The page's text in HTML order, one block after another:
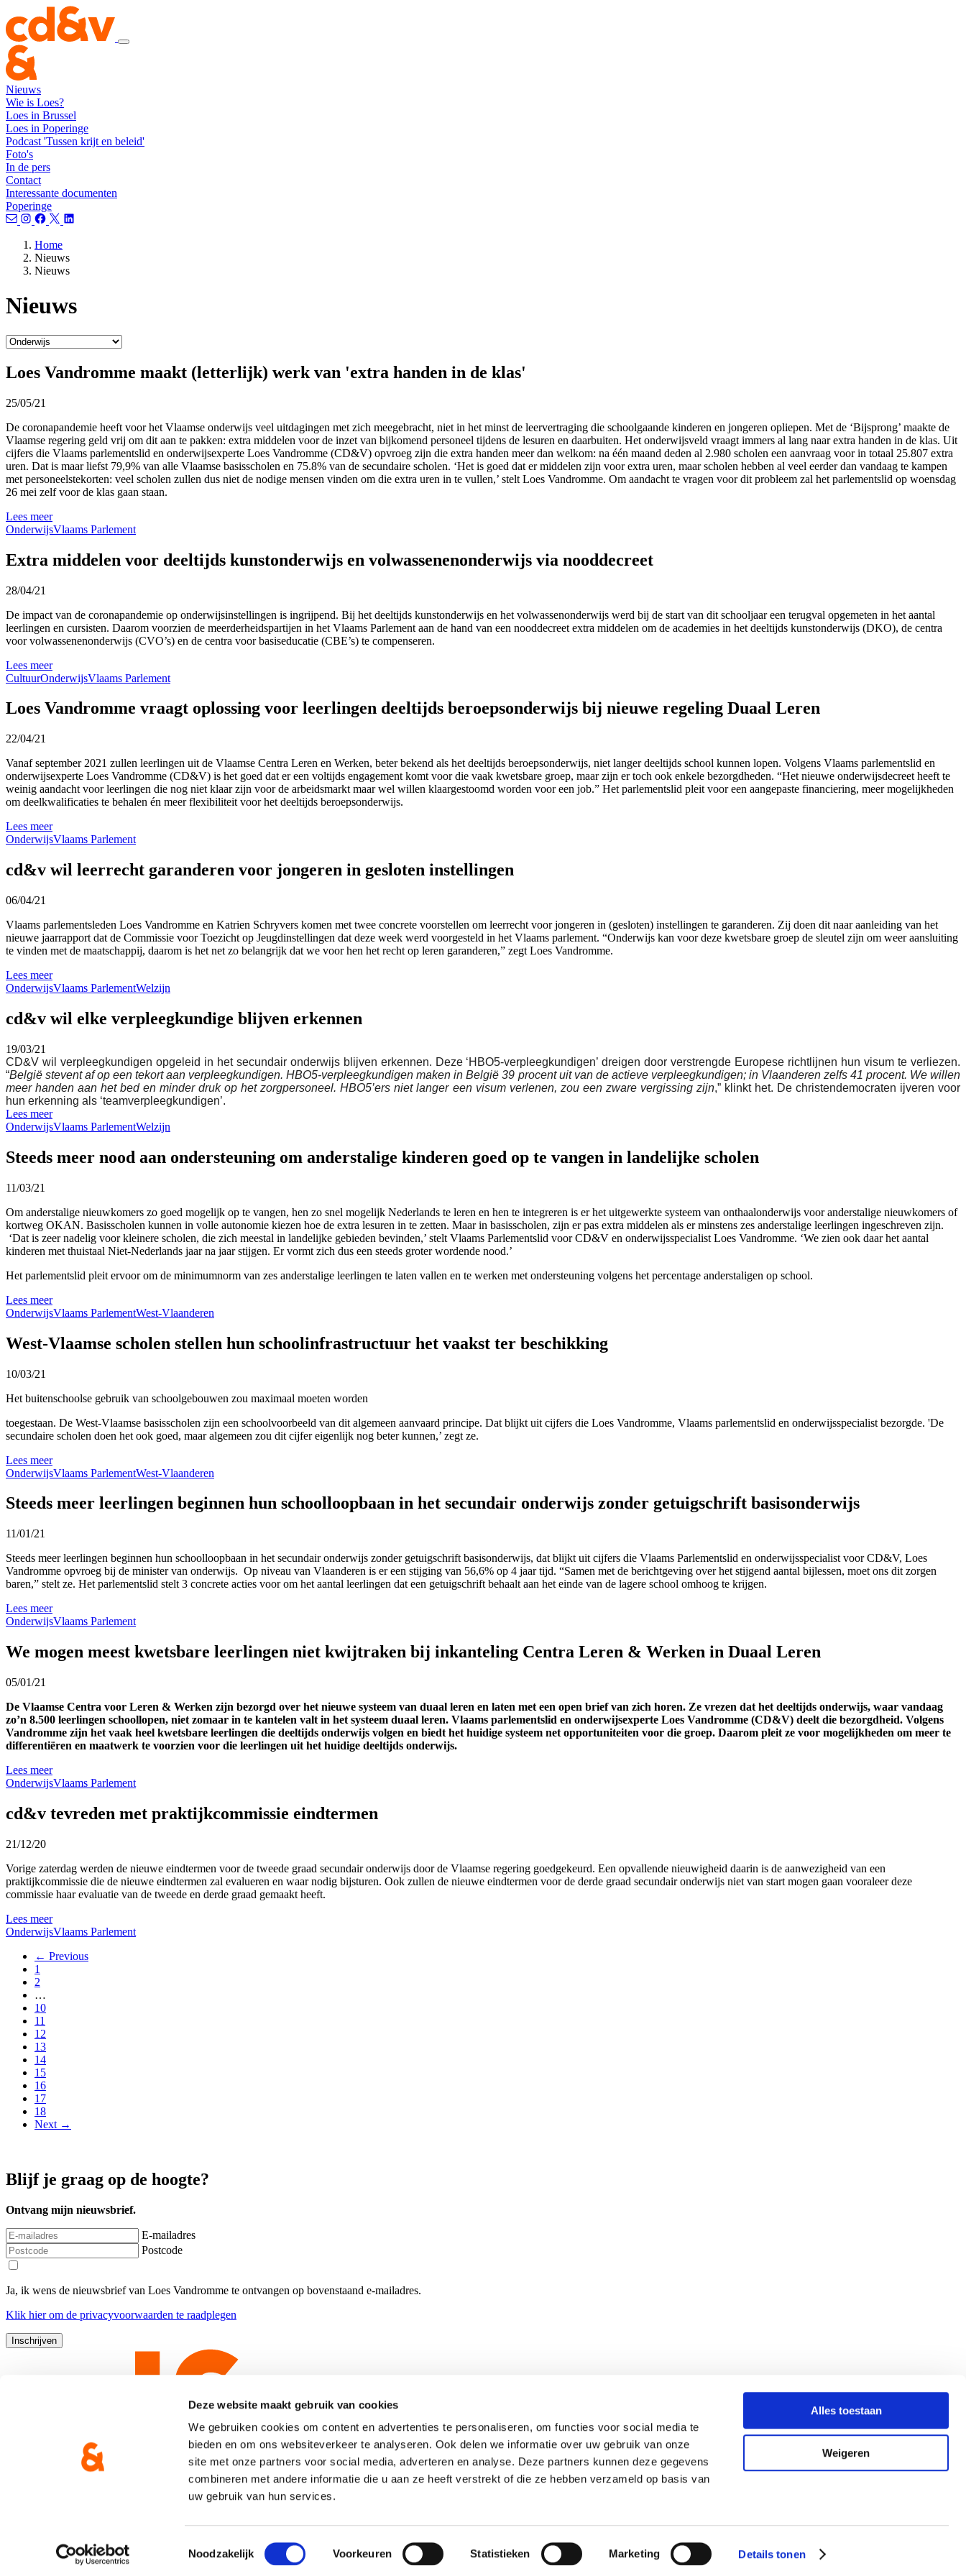
Deze website maakt gebruik van cookies
We gebruiken cookies om content en advertenties te personaliseren, om functies voor social media te
bieden en om ons websiteverkeer te analyseren. Ook delen we informatie over uw gebruik van onze
site met onze partners voor social media, adverteren en analyse. Deze partners kunnen deze gegevens
combineren met andere informatie die u aan ze heeft verstrekt of die ze hebben verzameld op basis van
uw gebruik van hun services.
Toestemmingsselectie
Noodzakelijk Voorkeuren Statistieken Marketing Details tonen
Alles toestaan
Weigeren
Nieuws
Wie is Loes?
Loes in Brussel
Loes in Poperinge
Podcast 'Tussen krijt en beleid'
Foto's
In de pers
Contact
Interessante documenten
Poperinge
Home
Nieuws
Nieuws
Nieuws
Loes Vandromme maakt (letterlijk) werk van 'extra handen in de klas'
25/05/21
De coronapandemie heeft voor het Vlaamse onderwijs veel uitdagingen met zich meegebracht, niet in het minst de leervertraging die schoolgaande kinderen en jongeren opliepen. Met de ‘Bijsprong’ maakte de
Vlaamse regering geld vrij om dit aan te pakken: extra middelen voor de inzet van bijkomend personeel tijdens de lesuren en daarbuiten. Het onderwijsveld vraagt immers al lang naar extra handen in de klas. Uit
cijfers die Vlaams parlementslid en onderwijsexperte Loes Vandromme (CD&V) opvroeg zijn die extra handen meer dan welkom: na één maand deden al 2.980 scholen een aanvraag voor in totaal 25.807 extra
uren. Dat is maar liefst 79,9% van alle Vlaamse basisscholen en 75.8% van de secundaire scholen. ‘Het is goed dat er middelen zijn voor extra uren, maar scholen hebben al veel eerder dan vandaag te kampen
met personeelstekorten: veel scholen zullen dus niet de nodige mensen vinden om die extra uren in te vullen,’ stelt Loes Vandromme. Om aandacht te vragen voor dit probleem zal het parlementslid op woensdag
26 mei zelf voor de klas gaan staan.
Lees meer
OnderwijsVlaams Parlement
Extra middelen voor deeltijds kunstonderwijs en volwassenenonderwijs via nooddecreet
28/04/21
De impact van de coronapandemie op onderwijsinstellingen is ingrijpend. Bij het deeltijds kunstonderwijs en het volwassenonderwijs werd bij de start van dit schooljaar een terugval opgemeten in het aantal
leerlingen en cursisten. Daarom voorzien de meerderheidspartijen in het Vlaams Parlement aan de hand van een nooddecreet extra middelen om de academies in het deeltijds kunstonderwijs (DKO), de centra
voor volwassenenonderwijs (CVO’s) en de centra voor basiseducatie (CBE’s) te compenseren.
Lees meer
CultuurOnderwijsVlaams Parlement
Loes Vandromme vraagt oplossing voor leerlingen deeltijds beroepsonderwijs bij nieuwe regeling Duaal Leren
22/04/21
Vanaf september 2021 zullen leerlingen uit de Vlaamse Centra Leren en Werken, beter bekend als het deeltijds beroepsonderwijs, niet langer deeltijds school kunnen lopen. Volgens Vlaams parlementslid en
onderwijsexperte Loes Vandromme (CD&V) is het goed dat er een voltijds engagement komt voor die vaak kwetsbare groep, maar zijn er toch ook enkele bezorgdheden. “Het nieuwe onderwijsdecreet heeft te
weinig aandacht voor leerlingen die nog niet klaar zijn voor de arbeidsmarkt maar wel willen klaargestoomd worden voor een job.” Het parlementslid pleit voor een aangepaste financiering, meer mogelijkheden
om deelkwalificaties te behalen én meer flexibiliteit voor het deeltijds beroepsonderwijs.
Lees meer
OnderwijsVlaams Parlement
cd&v wil leerrecht garanderen voor jongeren in gesloten instellingen
06/04/21
Vlaams parlementsleden Loes Vandromme en Katrien Schryvers komen met twee concrete voorstellen om leerrecht voor jongeren in (gesloten) instellingen te garanderen. Zij doen dit naar aanleiding van het
nieuwe jaarrapport dat de Commissie voor Toezicht op Jeugdinstellingen dat deze week werd voorgesteld in het Vlaams parlement. “Onderwijs kan voor deze kwetsbare groep de sleutel zijn om weer aansluiting
te vinden met de maatschappij, daarom is het net zo belangrijk dat we voor hen het recht op leren garanderen,” zegt Loes Vandromme.
Lees meer
OnderwijsVlaams ParlementWelzijn
cd&v wil elke verpleegkundige blijven erkennen
19/03/21
CD&V wil verpleegkundigen opgeleid in het secundair onderwijs blijven erkennen. Deze ‘HBO5-verpleegkundigen’ dreigen door verstrengde Europese richtlijnen hun visum te verliezen.
“België stevent af op een tekort aan verpleegkundigen. HBO5-verpleegkundigen maken in België 39 procent uit van de actieve verpleegkundigen; in Vlaanderen zelfs 41 procent. We willen
meer handen aan het bed en minder druk op het zorgpersoneel. HBO5’ers niet langer een visum verlenen, zou een zware vergissing zijn,” klinkt het. De christendemocraten ijveren voor
hun erkenning als ‘teamverpleegkundigen’.
Lees meer
OnderwijsVlaams ParlementWelzijn
Steeds meer nood aan ondersteuning om anderstalige kinderen goed op te vangen in landelijke scholen
11/03/21
Om anderstalige nieuwkomers zo goed mogelijk op te vangen, hen zo snel mogelijk Nederlands te leren en hen te integreren is er het uitgewerkte systeem van onthaalonderwijs voor anderstalige nieuwkomers of
kortweg OKAN. Basisscholen kunnen in volle autonomie kiezen hoe de extra lesuren in te zetten. Maar in basisscholen, zijn er pas extra middelen als er minstens zes anderstalige leerlingen ingeschreven zijn.
‘Dat is zeer nadelig voor kleinere scholen, die zich meestal in landelijke gebieden bevinden,’ stelt Vlaams Parlementslid voor CD&V en onderwijsspecialist Loes Vandromme. ‘We zien ook daar het aantal
kinderen met thuistaal Niet-Nederlands jaar na jaar stijgen. Er vormt zich dus een steeds groter wordende nood.’
Het parlementslid pleit ervoor om de minimumnorm van zes anderstalige leerlingen te laten vallen en te werken met ondersteuning volgens het percentage anderstaligen op school.
Lees meer
OnderwijsVlaams ParlementWest-Vlaanderen
West-Vlaamse scholen stellen hun schoolinfrastructuur het vaakst ter beschikking
10/03/21
Het buitenschoolse gebruik van schoolgebouwen zou maximaal moeten worden
toegestaan. De West-Vlaamse basisscholen zijn een schoolvoorbeeld van dit algemeen aanvaard principe. Dat blijkt uit cijfers die Loes Vandromme, Vlaams parlementslid en onderwijsspecialist bezorgde. 'De
secundaire scholen doen het ook goed, maar algemeen zou dit cijfer eigenlijk nog beter kunnen,’ zegt ze.
Lees meer
OnderwijsVlaams ParlementWest-Vlaanderen
Steeds meer leerlingen beginnen hun schoolloopbaan in het secundair onderwijs zonder getuigschrift basisonderwijs
11/01/21
Steeds meer leerlingen beginnen hun schoolloopbaan in het secundair onderwijs zonder getuigschrift basisonderwijs, dat blijkt uit cijfers die Vlaams Parlementslid en onderwijsspecialist voor CD&V, Loes
Vandromme opvroeg bij de minister van onderwijs. Op niveau van Vlaanderen is er een stijging van 56,6% op 4 jaar tijd. “Samen met de berichtgeving over het stijgend aantal bijlessen, moet ons dit zorgen
baren,” stelt ze. Het parlementslid stelt 3 concrete acties voor om het aantal leerlingen dat een getuigschrift behaalt aan het einde van de lagere school omhoog te krijgen.
Lees meer
OnderwijsVlaams Parlement
We mogen meest kwetsbare leerlingen niet kwijtraken bij inkanteling Centra Leren & Werken in Duaal Leren
05/01/21
De Vlaamse Centra voor Leren & Werken zijn bezorgd over het nieuwe systeem van duaal leren en laten met een open brief van zich horen. Ze vrezen dat het deeltijds onderwijs, waar vandaag
zo’n 8.500 leerlingen schoollopen, niet zomaar in te kantelen valt in het systeem duaal leren. Vlaams parlementslid en onderwijsexperte Loes Vandromme (CD&V) deelt die bezorgdheid. Volgens
Vandromme zijn het vaak heel kwetsbare leerlingen die deeltijds onderwijs volgen en biedt het huidige systeem net opportuniteiten voor die groep. Daarom pleit ze voor mogelijkheden om meer te
differentiëren en maatwerk te voorzien voor die leerlingen uit het huidige deeltijds onderwijs.
Lees meer
OnderwijsVlaams Parlement
cd&v tevreden met praktijkcommissie eindtermen
21/12/20
Vorige zaterdag werden de nieuwe eindtermen voor de tweede graad secundair onderwijs door de Vlaamse regering goedgekeurd. Een opvallende nieuwigheid daarin is de aanwezigheid van een
praktijkcommissie die de nieuwe eindtermen zal evalueren en waar nodig bijsturen. Ook zullen de nieuwe eindtermen voor de derde graad secundair onderwijs niet van start mogen gaan vooraleer deze
commissie haar evaluatie van de tweede en derde graad gemaakt heeft.
Lees meer
OnderwijsVlaams Parlement
← Previous
1
2
…
10
11
12
13
14
15
16
17
18
Next →
Blijf je graag op de hoogte?
Ontvang mijn nieuwsbrief.
E-mailadres
Postcode
Ja, ik wens de nieuwsbrief van Loes Vandromme te ontvangen op bovenstaand e-mailadres.
Klik hierom de privacyvoorwaarden te raadplegen
Brand Response